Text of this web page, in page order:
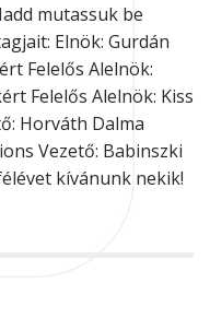
mutassuk be
Elnök: Gurdán
Felelős Alelnök:
Felelős Alelnök: Kiss
Horváth Dalma
Vezető: Babinszki
kívánunk nekik!